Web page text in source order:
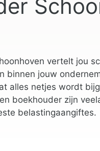
vertelt jou
binnen jouw
alles netjes wordt
boekhouder zijn
belastingaangiftes.